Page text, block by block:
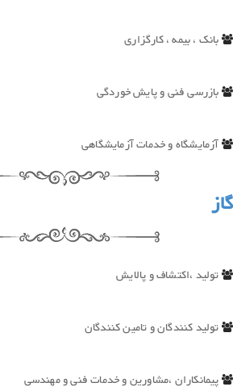
بانک ، بیمه ، کارگزاری
بازرسی فنی و پایش خوردگی
آزمایشگاه و خدمات آزمایشگاهی
گاز
تولید ،اکتشاف و پالایش
تولید کنندگان و تامین کنندگان
پیمانکاران ،مشاورین و خدمات فنی و مهندسی